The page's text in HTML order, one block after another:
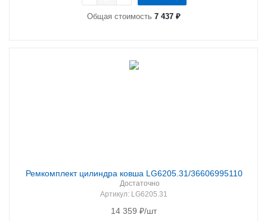
Общая стоимость 7 437 ₽
Ремкомплект цилиндра ковша LG6205.31/36606995110
Достаточно
Артикул: LG6205.31
14 359 ₽/шт